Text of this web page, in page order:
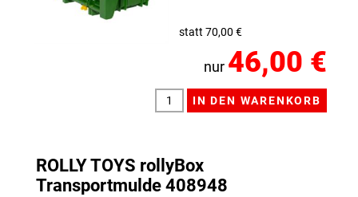
statt 70,00 €
nur 46,00 €
ROLLY TOYS rollyBox
Transportmulde 408948